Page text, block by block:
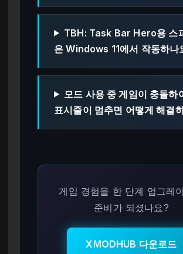
TBH: Task Bar Hero용 스
은 Windows 11에서 작동하나
모드 사용 중 게임이 충돌하
표시줄이 멈추면 어떻게 해결
게임 경험을 한 단계 업그레
준비가 되셨나요?
XMODHUB 다운로드